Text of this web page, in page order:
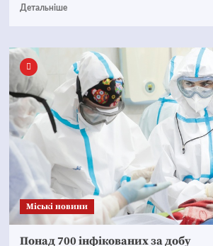
Детальніше
Mіські новини
Понад 700 інфікованих за добу